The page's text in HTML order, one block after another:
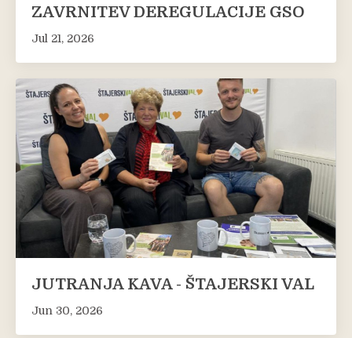
ZAVRNITEV DEREGULACIJE GSO
Jul 21, 2026
JUTRANJA KAVA - ŠTAJERSKI VAL
Jun 30, 2026